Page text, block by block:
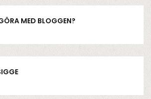
MED BLOGGEN?